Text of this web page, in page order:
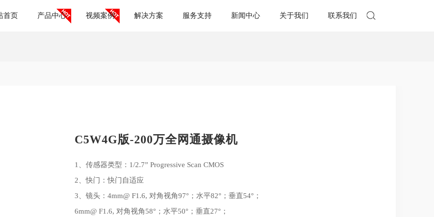
首页 产品中心 视频案例 解决方案 服务支持 新闻中心 关于我们 联系我们
C5W4G版-200万全网通摄像机
1、传感器类型：1/2.7” Progressive Scan CMOS
2、快门：快门自适应
3、镜头：4mm@ F1.6, 对角视角97°；水平82°；垂直54°；
6mm@ F1.6, 对角视角58°；水平50°；垂直27°；